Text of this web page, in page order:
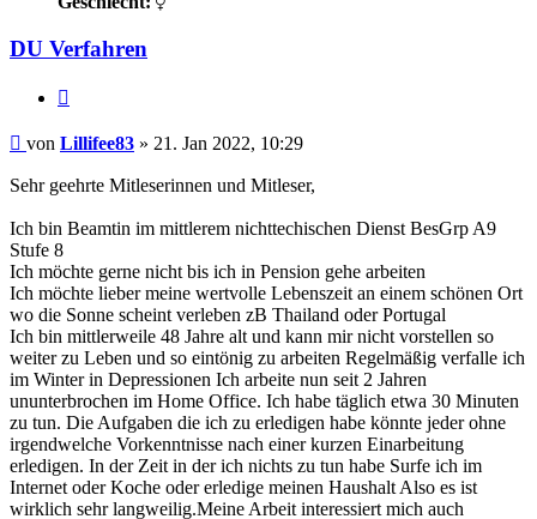
DU Verfahren
Beitrag
von Lillifee83 » 21. Jan 2022, 10:29
Sehr geehrte Mitleserinnen und Mitleser,
Ich bin Beamtin im mittlerem nichttechischen Dienst BesGrp A9
Stufe 8
Ich möchte gerne nicht bis ich in Pension gehe arbeiten
Ich möchte lieber meine wertvolle Lebenszeit an einem schönen Ort
wo die Sonne scheint verleben zB Thailand oder Portugal
Ich bin mittlerweile 48 Jahre alt und kann mir nicht vorstellen so
weiter zu Leben und so eintönig zu arbeiten Regelmäßig verfalle ich
im Winter in Depressionen Ich arbeite nun seit 2 Jahren
ununterbrochen im Home Office. Ich habe täglich etwa 30 Minuten
zu tun. Die Aufgaben die ich zu erledigen habe könnte jeder ohne
irgendwelche Vorkenntnisse nach einer kurzen Einarbeitung
erledigen. In der Zeit in der ich nichts zu tun habe Surfe ich im
Internet oder Koche oder erledige meinen Haushalt Also es ist
wirklich sehr langweilig.Meine Arbeit interessiert mich auch